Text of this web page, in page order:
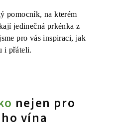
pomocník, na kterém
jedinečná prkénka z
pro vás inspiraci, jak
i přáteli.
nejen pro
vína